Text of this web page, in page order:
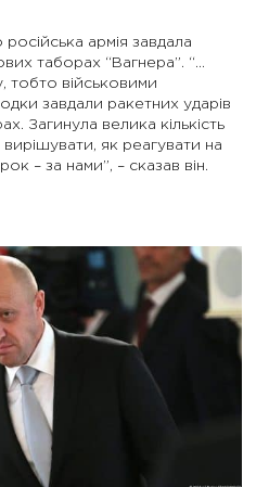
армія завдала
таборах “Вагнера”. “…
тобто військовими
завдали ракетних ударів
Загинула велика кількість
як реагувати на
– за нами”, – сказав він.